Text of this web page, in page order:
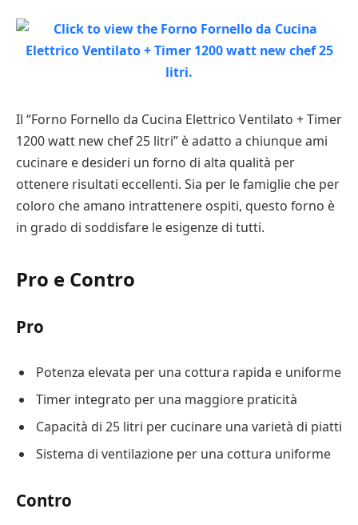
Il “Forno Fornello da Cucina Elettrico Ventilato + Timer
1200 watt new chef 25 litri” è adatto a chiunque ami
cucinare e desideri un forno di alta qualità per
ottenere risultati eccellenti. Sia per le famiglie che per
coloro che amano intrattenere ospiti, questo forno è
in grado di soddisfare le esigenze di tutti.
Pro e Contro
Pro
Potenza elevata per una cottura rapida e uniforme
Timer integrato per una maggiore praticità
Capacità di 25 litri per cucinare una varietà di piatti
Sistema di ventilazione per una cottura uniforme
Contro